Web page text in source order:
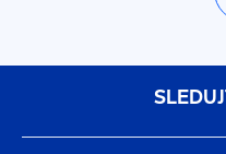
Prečo nie sú nočné
Večerná starostlivosť
mala obsahovať